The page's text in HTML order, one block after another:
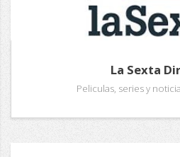
La Sexta
Peliculas, series y